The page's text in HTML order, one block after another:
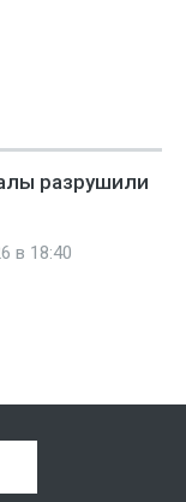
разрушили
в 18:40